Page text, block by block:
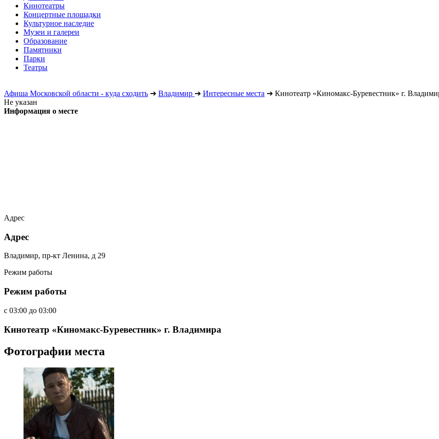
Кинотеатры
Концертные площадки
Культурное наследие
Музеи и галереи
Образование
Памятники
Парки
Театры
Афиша Московской области - куда сходить ➔ Владимир ➔ Интересные места ➔ Кинотеатр «Киномакс-Буревестник» г.
Не указан
Информация о месте
Адрес
Адрес
Владимир, пр-кт Ленина, д 29
Режим работы
Режим работы
c 03:00 до 03:00
Кинотеатр «Киномакс-Буревестник» г. Владимира
Фотографии места